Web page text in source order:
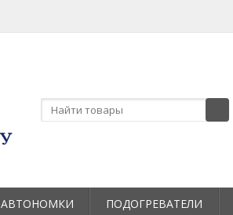
АВТОНОМКИ ПОДОГРЕВАТЕЛИ